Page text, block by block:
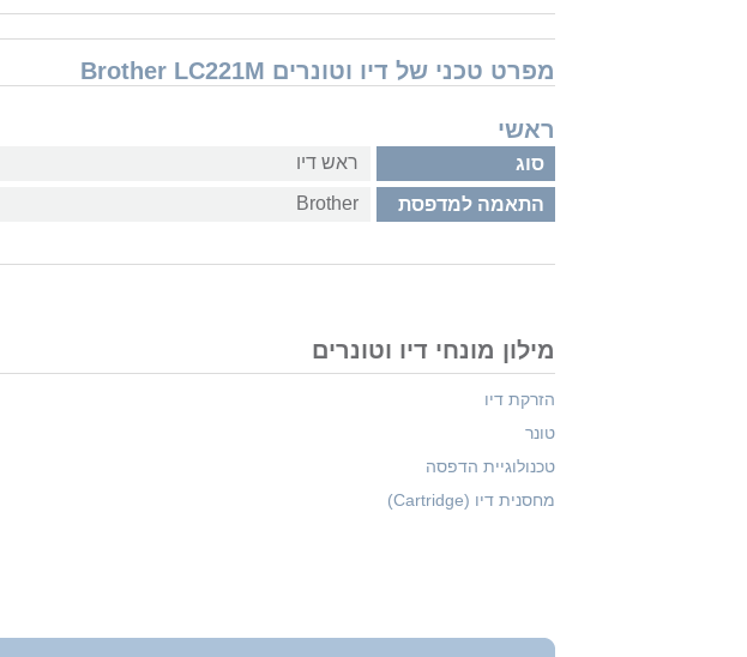
מפרט טכני של דיו וטונרים Brother LC221M
ראשי
סוג ראש דיו
התאמה למדפסת Brother
מילון מונחי דיו וטונרים
הזרקת דיו
טונר
טכנולוגיית הדפסה
מחסנית דיו (Cartridge)